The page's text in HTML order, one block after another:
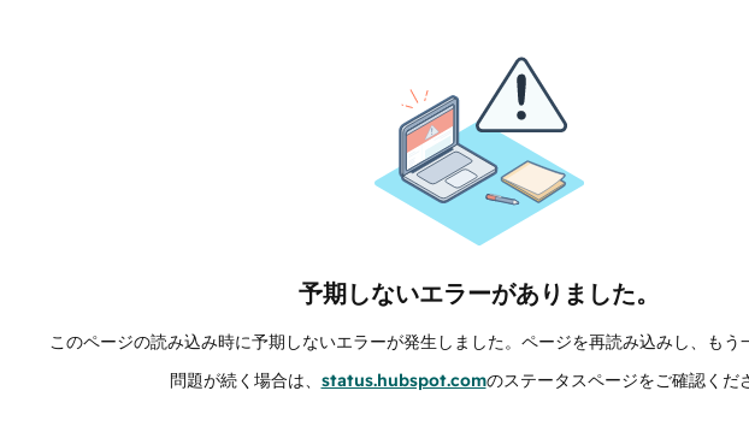
予期しないエラーがありました。
このページの読み込み時に予期しないエラーが発生しました。ページを再読み込みし、もう
問題が続く場合は、 status.hubspot.comのステータスページをご確認くだ